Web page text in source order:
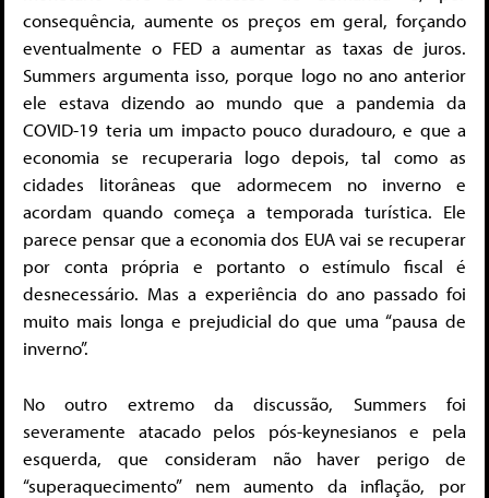
consequência, aumente os preços em geral, forçando
eventualmente o FED a aumentar as taxas de juros.
Summers argumenta isso, porque logo no ano anterior
ele estava dizendo ao mundo que a pandemia da
COVID-19 teria um impacto pouco duradouro, e que a
economia se recuperaria logo depois, tal como as
cidades litorâneas que adormecem no inverno e
acordam quando começa a temporada turística. Ele
parece pensar que a economia dos EUA vai se recuperar
por conta própria e portanto o estímulo fiscal é
desnecessário. Mas a experiência do ano passado foi
muito mais longa e prejudicial do que uma “pausa de
inverno”.
No outro extremo da discussão, Summers foi
severamente atacado pelos pós-keynesianos e pela
esquerda, que consideram não haver perigo de
“superaquecimento” nem aumento da inflação, por